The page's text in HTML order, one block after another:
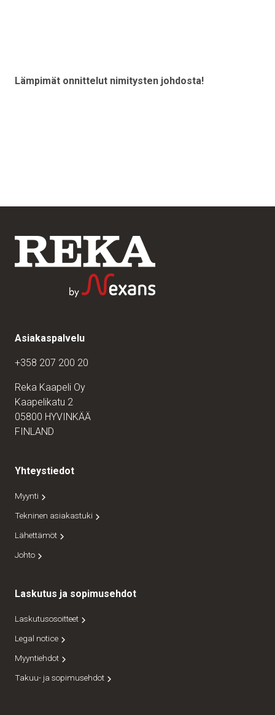
Lämpimät onnittelut nimitysten johdosta!
Asiakaspalvelu
+358 207 200 20
Reka Kaapeli Oy
Kaapelikatu 2
05800 HYVINKÄÄ
FINLAND
Yhteystiedot
Myynti
Tekninen asiakastuki
Lähettämöt
Johto
Laskutus ja sopimusehdot
Laskutusosoitteet
Legal notice
Myyntiehdot
Takuu- ja sopimusehdot